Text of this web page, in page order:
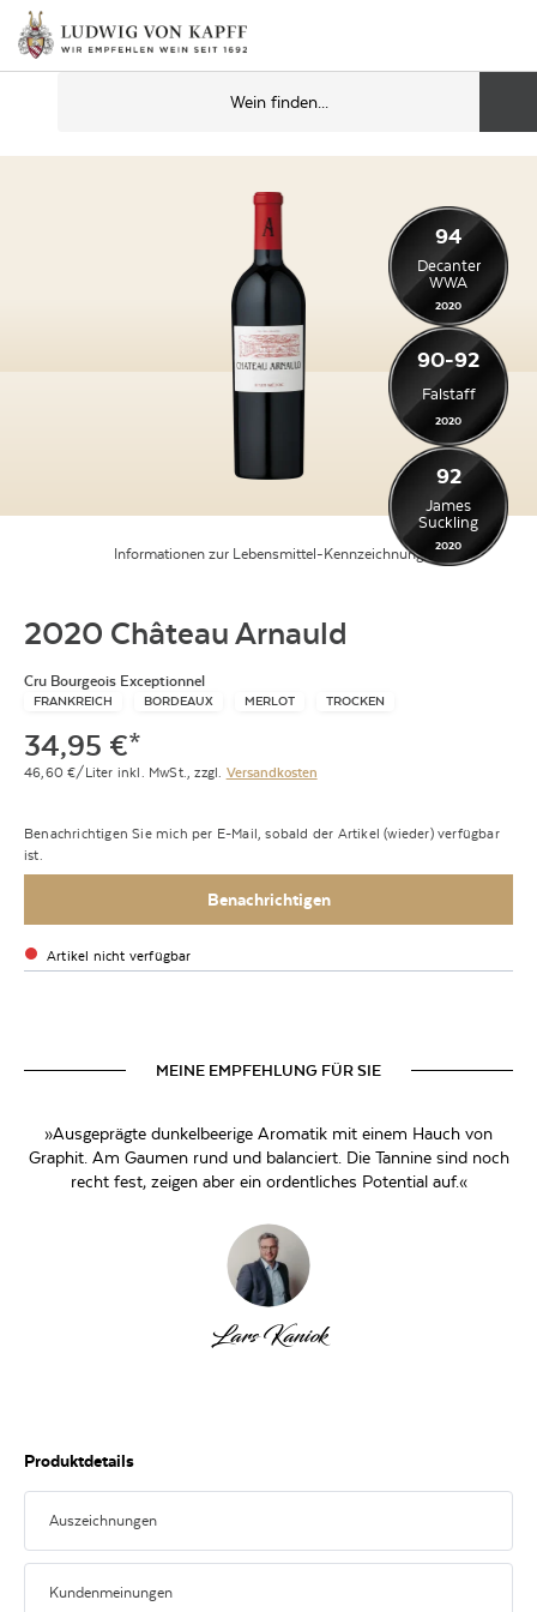
Informationen zur Lebensmittel-Kennzeichnung
94
Decanter
WWA
2020
90-92
Falstaff
2020
92
James
Suckling
2020
2020 Château Arnauld
Cru Bourgeois Exceptionnel
FRANKREICH BORDEAUX MERLOT TROCKEN
34,95 €*
46,60 €/Liter inkl. MwSt., zzgl. Versandkosten
Benachrichtigen Sie mich per E-Mail, sobald der Artikel (wieder) verfügbar
ist.
Benachrichtigen
Artikel nicht verfügbar
MEINE EMPFEHLUNG FÜR SIE
»Ausgeprägte dunkelbeerige Aromatik mit einem Hauch von
Graphit. Am Gaumen rund und balanciert. Die Tannine sind noch
recht fest, zeigen aber ein ordentliches Potential auf.«
Lars Kaniok
Produktdetails
Auszeichnungen
Kundenmeinungen